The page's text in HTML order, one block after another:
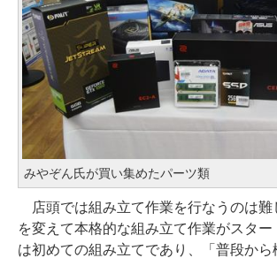
みやぞん氏が買い集めたパーツ類
店頭では組み立て作業を行なうのは難
を変えて本格的な組み立て作業がスタ
は初めての組み立てであり、「普段から